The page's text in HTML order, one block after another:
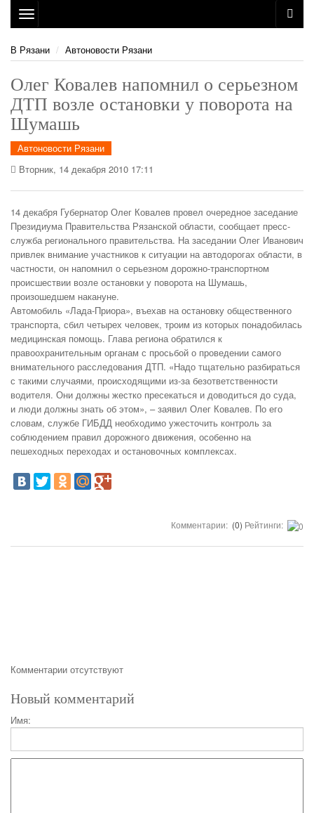
Toggle
navigation
В Рязани
Автоновости Рязани
Олег Ковалев напомнил о серьезном
ДТП возле остановки у поворота на
Шумашь
Автоновости Рязани
Вторник, 14 декабря 2010 17:11
14 декабря Губернатор Олег Ковалев провел очередное заседание
Президиума Правительства Рязанской области, сообщает пресс-
служба регионального правительства. На заседании Олег Иванович
привлек внимание участников к ситуации на автодорогах области, в
частности, он напомнил о серьезном дорожно-транспортном
происшествии возле остановки у поворота на Шумашь,
произошедшем накануне.
Автомобиль «Лада-Приора», въехав на остановку общественного
транспорта, сбил четырех человек, троим из которых понадобилась
медицинская помощь. Глава региона обратился к
правоохранительным органам с просьбой о проведении самого
внимательного расследования ДТП. «Надо тщательно разбираться
с такими случаями, происходящими из-за безответственности
водителя. Они должны жестко пресекаться и доводиться до суда,
и люди должны знать об этом», – заявил Олег Ковалев. По его
словам, службе ГИБДД необходимо ужесточить контроль за
соблюдением правил дорожного движения, особенно на
пешеходных переходах и остановочных комплексах.
Комментарии: (0) Рейтинги:
Комментарии отсутствуют
Новый комментарий
Имя: